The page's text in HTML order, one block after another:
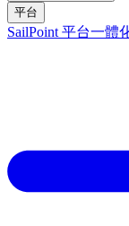
平台
SailPoint 平台一體